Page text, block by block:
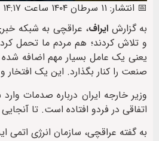
📅 انتشار: ۱۱ سرطان ۱۴۰۴ ساعت ۱۴:۱۷
به گزارش ایراف، عراقچی به شبکه
صنعت را کنار بگذارد. این یک
وزیر خارجه ایران درباره صدمات
اتفاقی در فردو افتاده است. تا
به گفته عراقچی، سازمان انرژی